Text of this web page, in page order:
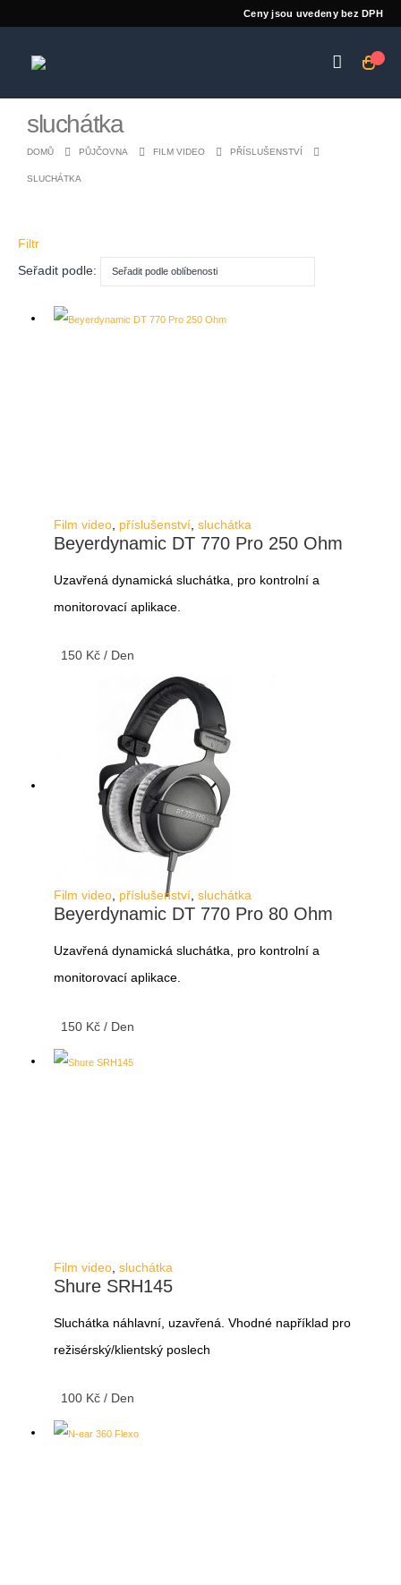
Ceny jsou uvedeny bez DPH
sluchátka
DOMŮ PŮJČOVNA FILM VIDEO PŘÍSLUŠENSTVÍ
SLUCHÁTKA
Filtr
Seřadit podle:
Film video příslušenství sluchátka
Beyerdynamic DT 770 Pro 250 Ohm
Uzavřená dynamická sluchátka, pro kontrolní a
monitorovací aplikace.
150 Kč / Den
Film video, příslušenství, sluchátka
Beyerdynamic DT 770 Pro 80 Ohm
Uzavřená dynamická sluchátka, pro kontrolní a
monitorovací aplikace.
150 Kč / Den
Film video sluchátka
Shure SRH145
Sluchátka náhlavní, uzavřená. Vhodné například pro
režisérský/klientský poslech
100 Kč / Den